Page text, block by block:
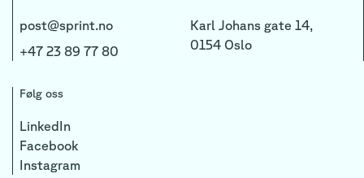
post@sprint.no
+47 23 89 77 80
Karl Johans gate 14,
0154 Oslo
Følg oss
LinkedIn
Facebook
Instagram